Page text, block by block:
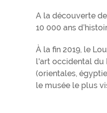
A la découverte
10 000 ans
À la fin 2019, le
l'art occidental du
(orientales,
le musée le plus